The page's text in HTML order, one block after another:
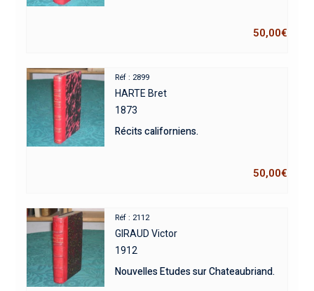
50,00€
Réf : 2899
HARTE Bret
1873
Récits californiens.
50,00€
Réf : 2112
GIRAUD Victor
1912
Nouvelles Etudes sur Chateaubriand.